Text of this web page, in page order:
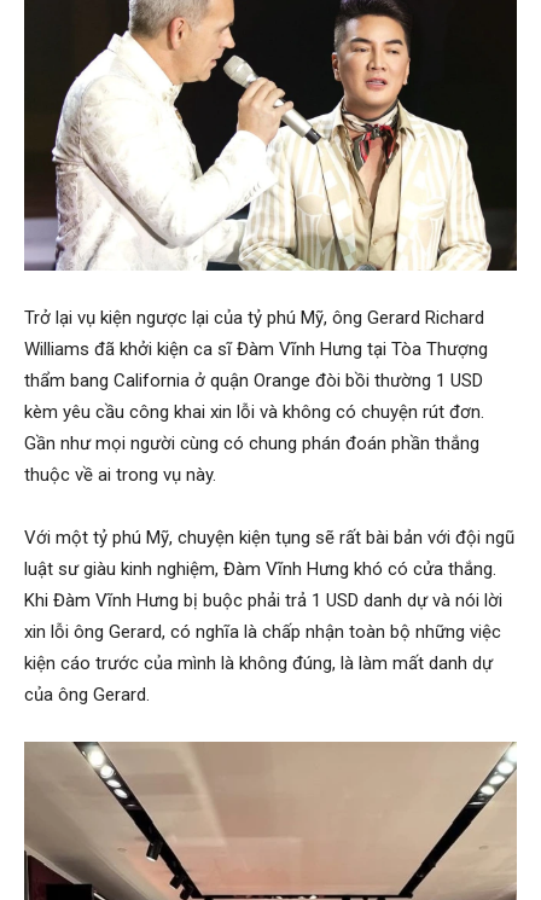
Trở lại vụ kiện ngược lại của tỷ phú Mỹ, ông Gerard Richard
Williams đã khởi kiện ca sĩ Đàm Vĩnh Hưng tại Tòa Thượng
thẩm bang California ở quận Orange đòi bồi thường 1 USD
kèm yêu cầu công khai xin lỗi và không có chuyện rút đơn.
Gần như mọi người cùng có chung phán đoán phần thắng
thuộc về ai trong vụ này.
Với một tỷ phú Mỹ, chuyện kiện tụng sẽ rất bài bản với đội ngũ
luật sư giàu kinh nghiệm, Đàm Vĩnh Hưng khó có cửa thắng.
Khi Đàm Vĩnh Hưng bị buộc phải trả 1 USD danh dự và nói lời
xin lỗi ông Gerard, có nghĩa là chấp nhận toàn bộ những việc
kiện cáo trước của mình là không đúng, là làm mất danh dự
của ông Gerard.